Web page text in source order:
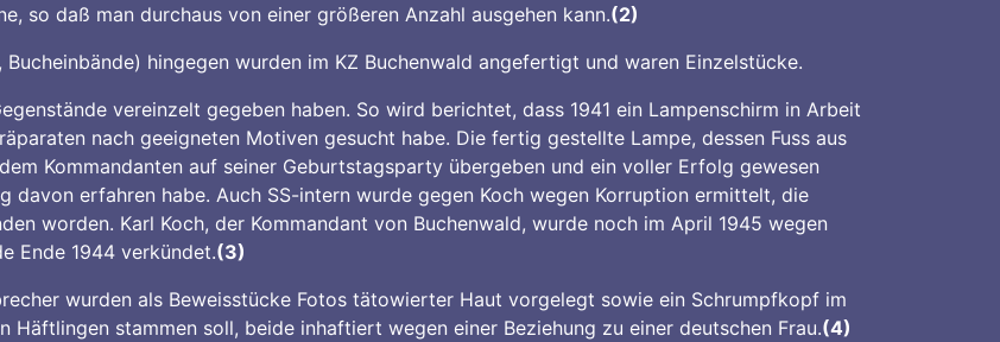
so daß man durchaus von einer größeren Anzahl ausgehen kann.(2)
hingegen wurden im KZ Buchenwald angefertigt und waren Einzelstücke.
vereinzelt gegeben haben. So wird berichtet, dass 1941 ein Lampenschirm in Arbeit
nach geeigneten Motiven gesucht habe. Die fertig gestellte Lampe, dessen Fuss aus
Kommandanten auf seiner Geburtstagsparty übergeben und ein voller Erfolg gewesen
davon erfahren habe. Auch SS-intern wurde gegen Koch wegen Korruption ermittelt, die
worden. Karl Koch, der Kommandant von Buchenwald, wurde noch im April 1945 wegen
Ende 1944 verkündet.(3)
wurden als Beweisstücke Fotos tätowierter Haut vorgelegt sowie ein Schrumpfkopf im
Häftlingen stammen soll, beide inhaftiert wegen einer Beziehung zu einer deutschen Frau.(4)